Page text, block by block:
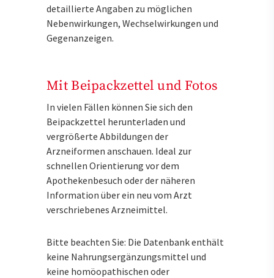
detaillierte Angaben zu möglichen
Nebenwirkungen, Wechselwirkungen und
Gegenanzeigen.
Mit Beipackzettel und Fotos
In vielen Fällen können Sie sich den
Beipackzettel herunterladen und
vergrößerte Abbildungen der
Arzneiformen anschauen. Ideal zur
schnellen Orientierung vor dem
Apothekenbesuch oder der näheren
Information über ein neu vom Arzt
verschriebenes Arzneimittel.
Bitte beachten Sie: Die Datenbank enthält
keine Nahrungsergänzungsmittel und
keine homöopathischen oder